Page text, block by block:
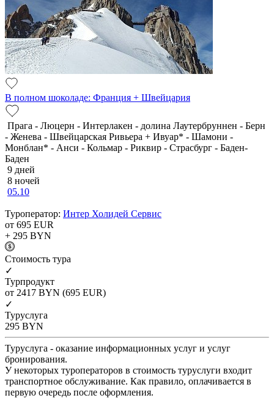
В полном шоколаде: Франция + Швейцария
Прага - Люцерн - Интерлакен - долина Лаутербруннен - Берн
- Женева - Швейцарская Ривьера + Ивуар* - Шамони -
Монблан* - Анси - Кольмар - Риквир - Страсбург - Баден-
Баден
9 дней
8 ночей
05.10
Туроператор: Интер Холидей Сервис
от 695 EUR
+ 295 BYN
Cтоимость тура
✓
Турпродукт
от 2417 BYN (695 EUR)
✓
Туруслуга
295 BYN
Туруслуга - оказание информационных услуг и услуг
бронирования.
У некоторых туроператоров в стоимость туруслуги входит
транспортное обслуживание. Как правило, оплачивается в
первую очередь после оформления.